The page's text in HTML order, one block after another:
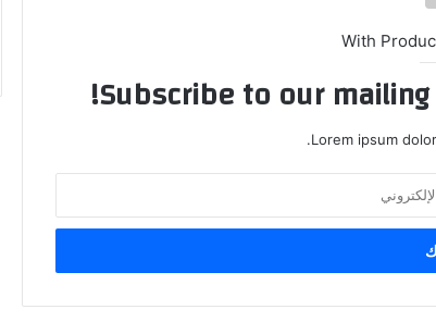
With
Subscribe to our
Lorem ipsum